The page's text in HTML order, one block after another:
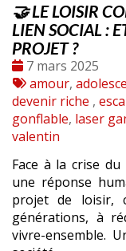
🤝 LE LOISIR
LIEN SOCIAL :
PROJET ?
Date
:
7 mars 2025
Tags
:
amour,
devenir riche ,
gonflable, laser
valentin
Face à la crise
une réponse
projet de loisir,
générations, à
vivre-ensemble.